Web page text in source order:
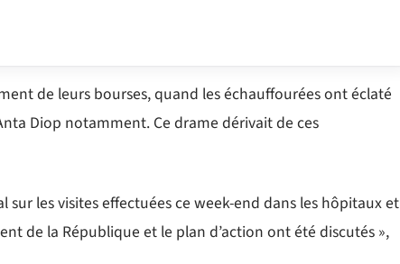
de leurs bourses, quand les échauffourées ont éclaté
Diop notamment. Ce drame dérivait de ces
sur les visites effectuées ce week-end dans les hôpitaux et
de la République et le plan d’action ont été discutés »,